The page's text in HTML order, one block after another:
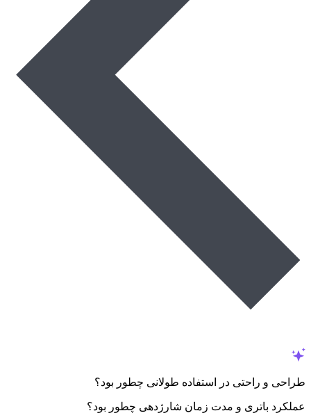
طراحی و راحتی در استفاده طولانی چطور بود؟
عملکرد باتری و مدت زمان شارژدهی چطور بود؟